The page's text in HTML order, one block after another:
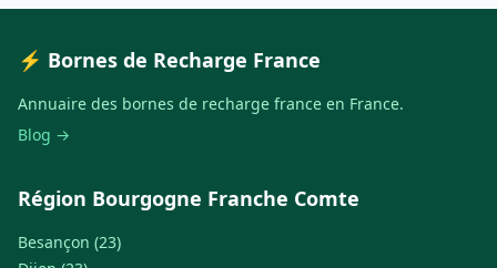
⚡ Bornes de Recharge France
Annuaire des bornes de recharge france en France.
Blog →
Région Bourgogne Franche Comte
Besançon (23)